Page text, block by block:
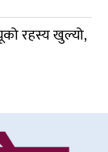
रहस्य खुल्यो,